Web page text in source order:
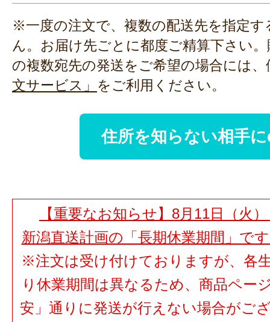
※一度の注文で、複数の配送先を指定
ん。お届け先ごとに都度ご精算下さい
の複数宛先の発送をご希望の場合には、
文サービス」 をご利用ください。
住所を知らない相手
【重要なお知らせ】8月11日（火
新潟直送計画の「長期休業期間」で
※注文は受け付けておりますが、各
り休業期間は異なるため、商品ペー
安」通りに発送が行えない場合がご